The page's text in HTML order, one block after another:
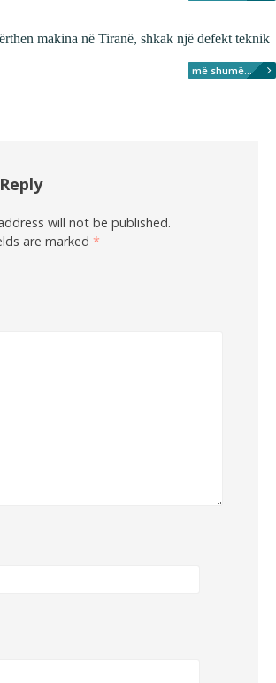
makina në Tiranë, shkak një defekt teknik
më shumë...
will not be published.
are marked *